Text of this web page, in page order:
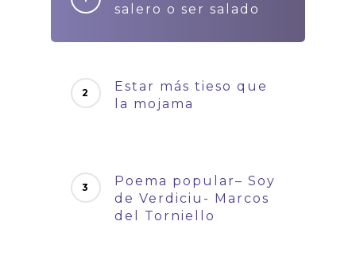
salero o ser salado
Estar más tieso que
la mojama
Poema popular– Soy
de Verdiciu- Marcos
del Torniello